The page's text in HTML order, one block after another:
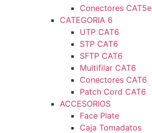
Conectores CAT5e
CATEGORIA 6
UTP CAT6
STP CAT6
SFTP CAT6
Multifilar CAT6
Conectores CAT6
Patch Cord CAT6
ACCESORIOS
Face Plate
Caja Tomadatos